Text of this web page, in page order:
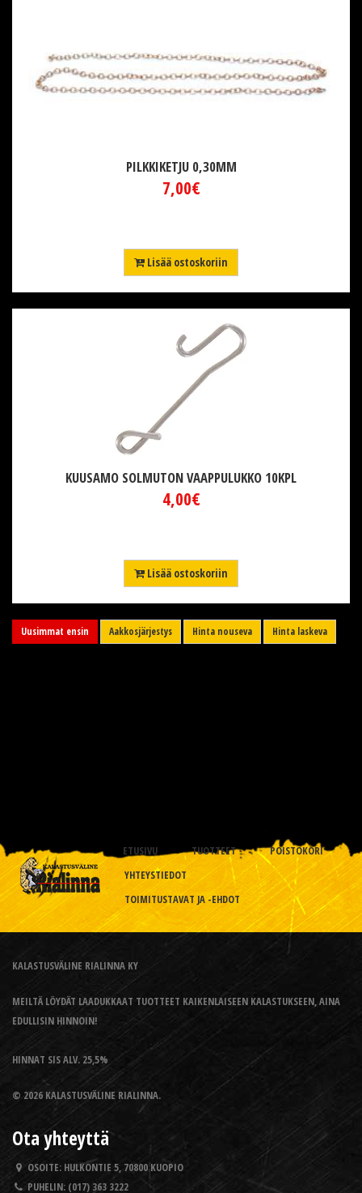
PILKKIKETJU 0,30MM
7,00€
Lisää ostoskoriin
KUUSAMO SOLMUTON VAAPPULUKKO 10KPL
4,00€
Lisää ostoskoriin
Uusimmat ensin Aakkosjärjestys Hinta nouseva Hinta laskeva
ETUSIVU TUOTTEET
POISTOKORI
YHTEYSTIEDOT
TOIMITUSTAVAT JA -EHDOT
KALASTUSVÄLINE RIALINNA KY
MEILTÄ LÖYDÄT LAADUKKAAT TUOTTEET KAIKENLAISEEN KALASTUKSEEN, AINA
EDULLISIN HINNOIN!
HINNAT SIS ALV. 25,5%
© 2026 KALASTUSVÄLINE RIALINNA.
Ota yhteyttä
OSOITE: HULKONTIE 5, 70800 KUOPIO
PUHELIN: (017) 363 3222